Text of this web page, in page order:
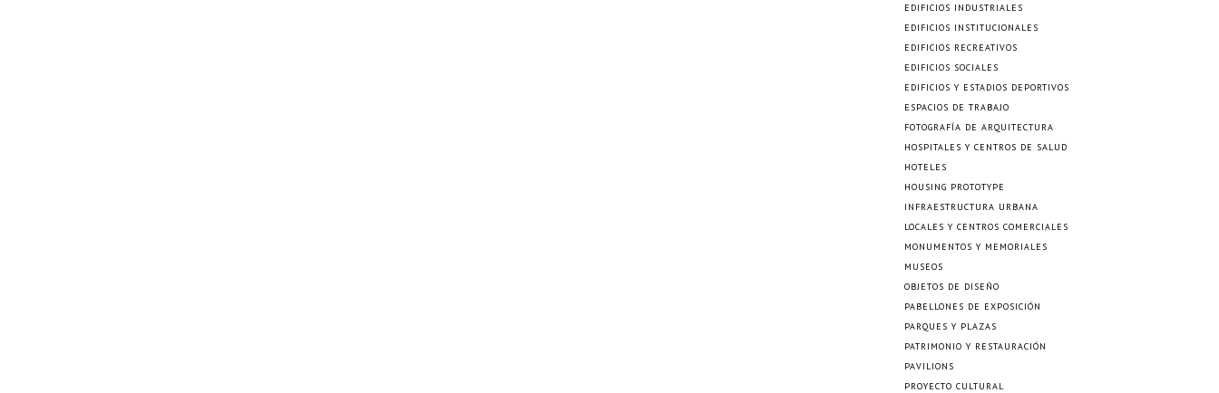
EDIFICIOS INDUSTRIALES
EDIFICIOS INSTITUCIONALES
EDIFICIOS RECREATIVOS
EDIFICIOS SOCIALES
EDIFICIOS Y ESTADIOS DEPORTIVOS
ESPACIOS DE TRABAJO
FOTOGRAFÍA DE ARQUITECTURA
HOSPITALES Y CENTROS DE SALUD
HOTELES
HOUSING PROTOTYPE
INFRAESTRUCTURA URBANA
LOCALES Y CENTROS COMERCIALES
MONUMENTOS Y MEMORIALES
MUSEOS
OBJETOS DE DISEÑO
PABELLONES DE EXPOSICIÓN
PARQUES Y PLAZAS
PATRIMONIO Y RESTAURACIÓN
PAVILIONS
PROYECTO CULTURAL